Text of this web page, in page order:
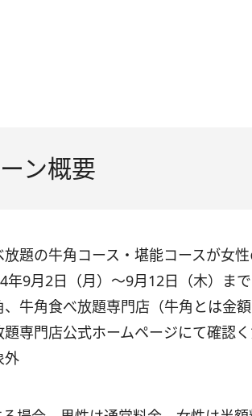
ン概要
題の牛角コース・堪能コースが女
年9月2日（月）～9月12日（木）ま
牛角食べ放題専門店（牛角とは金
題専門店公式ホームページにて確認
外